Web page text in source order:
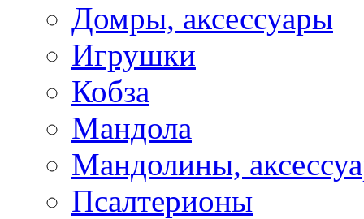
Домры, аксессуары
Игрушки
Кобза
Мандола
Мандолины,
Псалтерионы